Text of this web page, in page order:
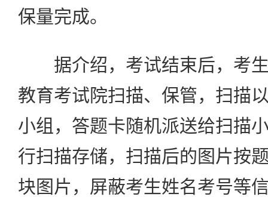
保量完成。
据介绍，考试结束后，考生
教育考试院扫描、保管，扫描
小组，答题卡随机派送给扫描
行扫描存储，扫描后的图片按
块图片，屏蔽考生姓名考号等